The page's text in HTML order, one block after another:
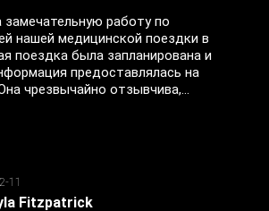
замечательную работу по
нашей медицинской поездки в
поездка была запланирована и
предоставлялась на
чрезвычайно отзывчива,...
11
Fitzpatrick